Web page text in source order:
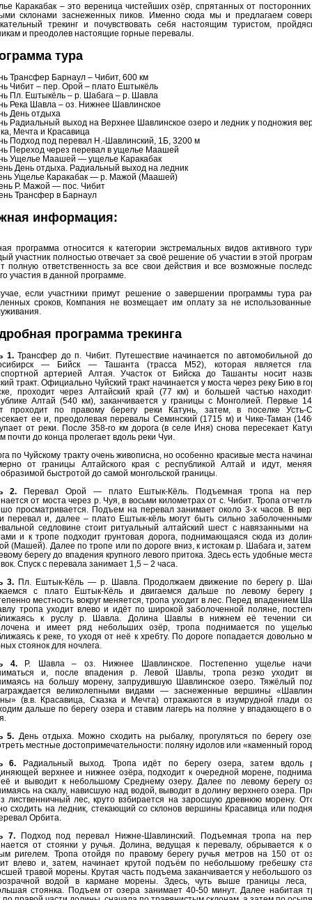
Каракабак – это вереница чистейших озёр, спрятанных от посторонних
склонами заснеженных пиков. Именно сюда мы и предлагаем
трекинг и почувствовать себя настоящим туристом,
и преодолев настоящие горные перевалы.
тура
Трансфер Барнаул – Чибит, 600 км
Чибит – пер. Орой – плато Ештыкёль
Пл. Ештыкёль – р. Шабага – р. Шавла
Река Шавла – оз. Нижнее Шавлинское
День отдыха
Радиальный выход на Верхнее Шавлинское озеро и ледник у подножия
Мечта и Красавица
Подход под перевал Н.-Шавлинский, 1Б, 3200 м
Переход через перевал в ущелье Маашей
Ущелье Маашей — ущелье Каракабак
День отдыха. Радиальный выход на ледник
Ущелье Каракабак — р. Мажой (Маашей)
Р. Мажой — пос. Чибит
Трансфер в Барнаул
информация:
программа относится к категории экстремальных видов активного
участник полностью отвечает за своё решение об участии в этой
полную ответственность за все свои действия и все возможные
участия в данной программе.
если участники примут решение о завершении программы тура
сроков, Компания не возмещает им оплату за не
программа трекинга
1.Трансфер до п. Чибит. Путешествие начинается по автомобильной
— Бийск — Ташанта (трасса М52), которая является
артерией Алтая. Участок от Бийска до Ташанты носит
тракт. Официально Чуйский тракт начинается у моста через реку Бию в
проходит через Алтайский край (77 км) и большей частью
Алтай (540 км), заканчивается у границы с Монголией. Первые
проходит по правому берегу реки Катунь, затем, в поселке Усть-
ее и, преодолевая перевалы Семинский (1715 м) и Чике-Таман
от реки. После 358-го км дорога (в селе Иня) снова пересекает
почти до конца пролегает вдоль реки Чуи.
по Чуйскому тракту очень живописна, но особенно красивые места
от границы Алтайского края с республикой Алтай и идут,
быстротой до самой монгольской границы.
2.Перевал Орой — плато Ештык-Кёль. Подъемная тропа на
от моста через р. Чуя, в восьми километрах от с. Чибит. Тропа
просматривается. Подъем на перевал занимает около 3-х часов. В
перевал и, далее – плато Ештык-кёль могут быть сильно
седловине стоит ритуальный алтайский шест с навязанными на
и к тропе подходит грунтовая дорога, поднимающаяся сюда из
(Машей). Далее по тропе или по дороге вниз, к истокам р. Шабага и,
берегу до впадения крупного левого притока. Здесь есть удобные
Спуск с перевала занимает 1,5 – 2 часа.
3.Пл. Ештык-Кёль — р. Шавла. Продолжаем движение по берегу р.
с плато Ештык-Кёль и двигаемся дальше по левому берегу
местность вокруг меняется, тропа уходит в лес. Перед впадением
тропа уходит влево и идёт по широкой заболоченной поляне,
к руслу р. Шавла. Долина Шавлы в нижнем её течении
и имеет ряд небольших озёр, тропа поднимается по
к реке, то уходя от неё к хребту. По дороге попадается довольно
стоянок для ночлега.
4.Р. Шавла – оз. Нижнее Шавлинское. Постепенно ущелье
и, после впадения р. Левой Шавлы, тропа резко уходит
на большу морену, запрудившую Шавлинское озеро. Тяжёлый
великолепными видами — заснеженные вершины
(в.в. Красавица, Сказка и Мечта) отражаются в изумрудной глади
дальше по берегу озера и ставим лагерь на поляне у впадающего в
5. День отдыха. Можно сходить на рыбалку, прогуляться по берегу
местные достопримечательности: поляну идолов или «каменный
6. Радиальный выход. Тропа идёт по берегу озера, затем вдоль
верхнее и нижнее озёра, подходит к очередной морене,
и выводит к небольшому Среднему озеру. Далее по левому берегу
на скалу, нависшую над водой, выводит в долину верхнего озера.
лиственничный лес, круто взбирается на заросшую древнюю морену.
сходить на ледник, стекающий со склонов вершины Красавица или
Орбита.
7.Подход под перевал Нижне-Шавлинский. Подъемная тропа на
от стоянки у ручья. Долина, ведущая к перевалу, обрывается к
ригелем. Тропа отойдя по правому берегу ручья метров на 150 от
влево и, затем, начинает крутой подъём по небольшому гребешку
травой морены. Крутая часть подъема заканчивается у небольшого
водой в кармане морены. Здесь, чуть выше границы леса,
стоянка. Подъем от озера занимает 40-50 минут. Далее набитая